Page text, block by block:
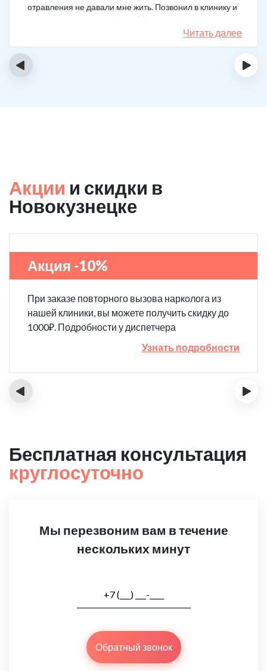
отравления не давали мне жить. Позвонил в клинику и
вызвал врача на дом. Через 20 минут приехал
нарколог, поставил мне усиленную капельницу. Сразу
стало легче.
Читать далее
‹ ›
Акции и скидки в
Новокузнецке
Акция -10%
При заказе повторного вызова нарколога из
нашей клиники, вы можете получить скидку до
1000₽. Подробности у диспетчера
Узнать подробности
‹ ›
Бесплатная консультация
круглосуточно
Мы перезвоним вам в течение
нескольких минут
Обратный звонок